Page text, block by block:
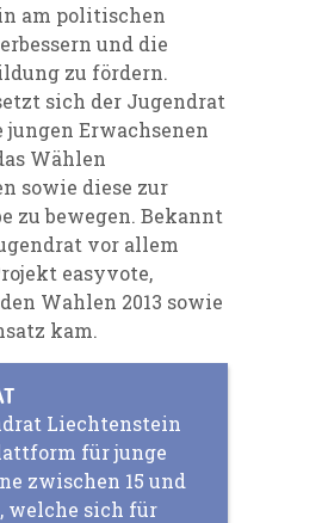
am politischen
und die
zu fördern.
sich der Jugendrat
jungen Erwachsenen
Wählen
sowie diese zur
zu bewegen. Bekannt
vor allem
easyvote,
Wahlen 2013 sowie
kam.
Liechtenstein
für junge
zwischen 15 und
welche sich für